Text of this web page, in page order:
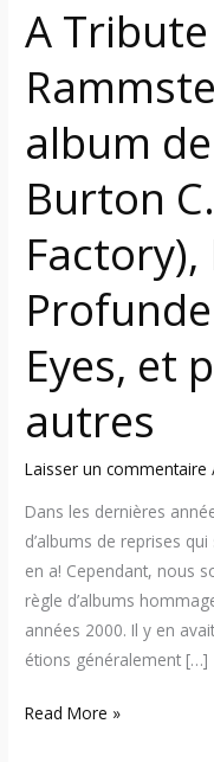
A
album
Burton
Eyes, et
autres
Laisser un commentaire
Dans les dernières
d’albums de reprises
en a! Cependant, nous
règle d’albums
années 2000. Il y en
étions généralement […]
C.
Bell
(ex-
Fear
Factory),
Lacrimas
Profundere,
The
69
Eyes,
plusieurs
autres
Read More »